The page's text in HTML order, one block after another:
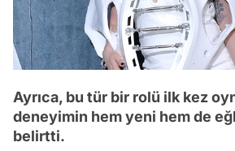
Ayrıca, bu tür bir rolü ilk kez
deneyimin hem yeni hem de
belirtti.